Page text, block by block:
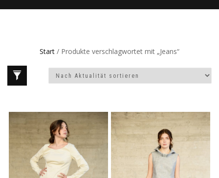
Start / Produkte verschlagwortet mit „Jeans“